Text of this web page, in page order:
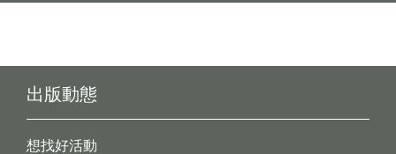
出版動態
想找好活動